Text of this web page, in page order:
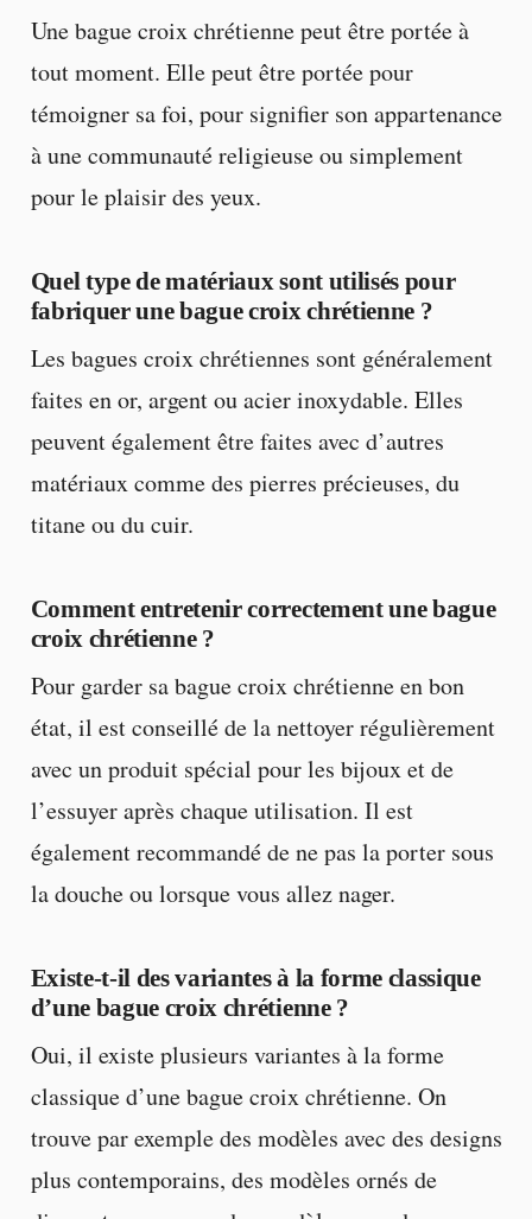
Une bague croix chrétienne peut être portée à
tout moment. Elle peut être portée pour
témoigner sa foi, pour signifier son appartenance
à une communauté religieuse ou simplement
pour le plaisir des yeux.
Quel type de matériaux sont utilisés pour
fabriquer une bague croix chrétienne ?
Les bagues croix chrétiennes sont généralement
faites en or, argent ou acier inoxydable. Elles
peuvent également être faites avec d’autres
matériaux comme des pierres précieuses, du
titane ou du cuir.
Comment entretenir correctement une bague
croix chrétienne ?
Pour garder sa bague croix chrétienne en bon
état, il est conseillé de la nettoyer régulièrement
avec un produit spécial pour les bijoux et de
l’essuyer après chaque utilisation. Il est
également recommandé de ne pas la porter sous
la douche ou lorsque vous allez nager.
Existe-t-il des variantes à la forme classique
d’une bague croix chrétienne ?
Oui, il existe plusieurs variantes à la forme
classique d’une bague croix chrétienne. On
trouve par exemple des modèles avec des designs
plus contemporains, des modèles ornés de